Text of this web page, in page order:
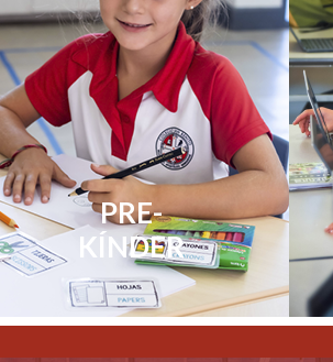
PRE-
KÍNDER